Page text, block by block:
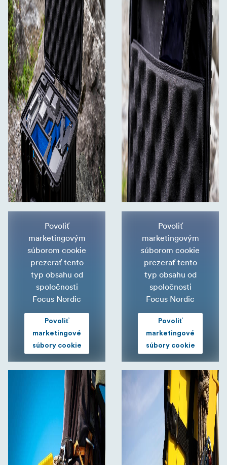
Povoliť
marketingovým
súborom cookie
prezerať tento
typ obsahu od
spoločnosti
Focus Nordic
Povoliť
marketingové
súbory cookie
Povoliť
marketingovým
súborom cookie
prezerať tento
typ obsahu od
spoločnosti
Focus Nordic
Povoliť
marketingové
súbory cookie